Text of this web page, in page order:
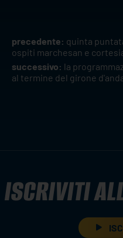
precedente: quinta
ospiti marchesan e
successivo: la
al termine del girone
ISCRIVITI